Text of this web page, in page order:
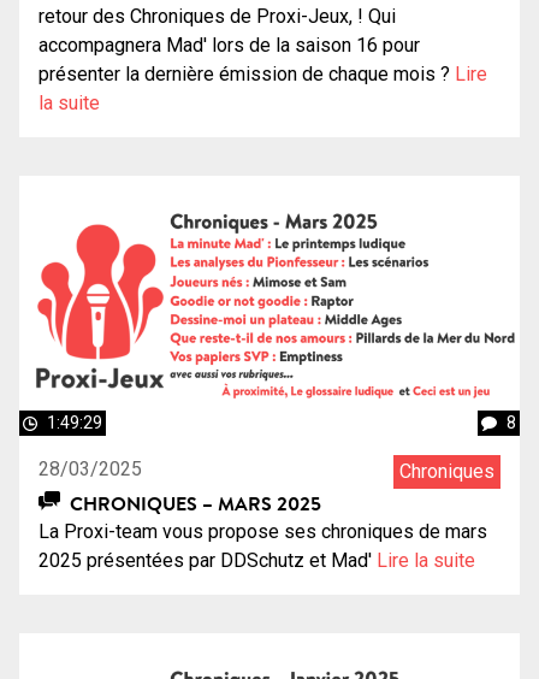
retour des Chroniques de Proxi-Jeux, ! Qui
accompagnera Mad' lors de la saison 16 pour
présenter la dernière émission de chaque mois ? Lire
la suite
1:49:29 8
28/03/2025 Chroniques
CHRONIQUES – MARS 2025
La Proxi-team vous propose ses chroniques de mars
2025 présentées par DDSchutz et Mad' Lire la suite